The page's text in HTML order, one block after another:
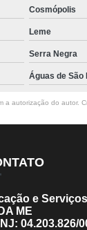
Cosmópolis
Leme
Serra Negra
Águas de São
autorização do autor.
e
ME
04.203.826/